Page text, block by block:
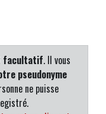
facultatif. Il vous
pseudonyme
ne puisse